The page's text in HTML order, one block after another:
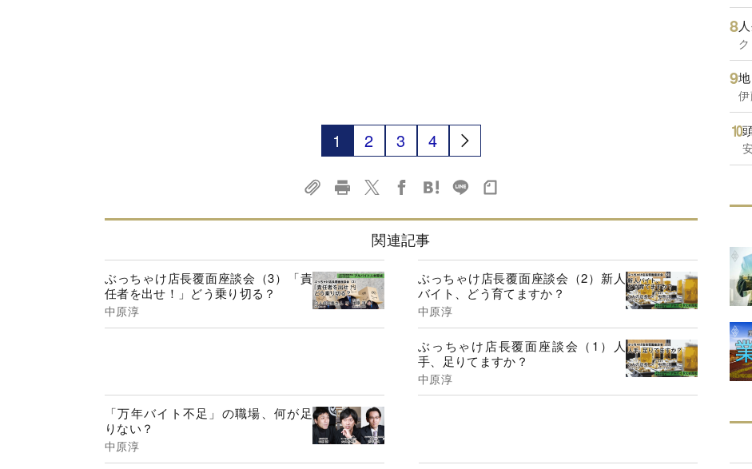
1 2 3 4
関連記事
ぶっちゃけ店長覆面座談会（3）「責
任者を出せ！」どう乗り切る？
中原淳
ぶっちゃけ店長覆面座談会（2）新人
バイト、どう育てますか？
中原淳
ぶっちゃけ店長覆面座談会（1）人
手、足りてますか？
中原淳
「万年バイト不足」の職場、何が足
りない？
中原淳